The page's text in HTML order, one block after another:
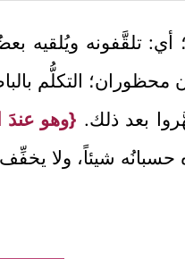
؛ أي: تلقَّفونه
محظوران؛ التكلُّم
بعد ذلك. {وهو عندَ
حسبانُه شيئاً،